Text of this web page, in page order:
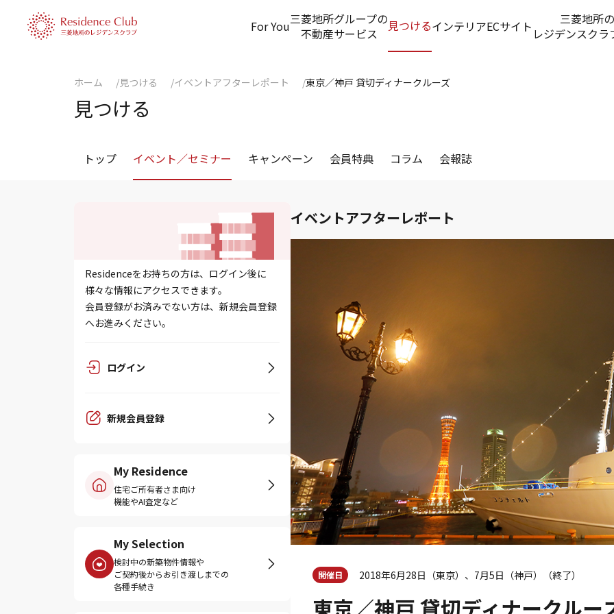
For You三菱地所グループの
不動産サービス
見つけるインテリアECサイト
三菱地所の
レジデンスクラ
ホーム 見つける イベントアフターレポート 東京／神戸 貸切ディナークルーズ
見つける
トップ イベント／セミナー キャンペーン 会員特典 コラム 会報誌
Residenceをお持ちの方は、ログイン後に
様々な情報にアクセスできます。
会員登録がお済みでない方は、新規会員登録
へお進みください。
ログイン
新規会員登録
My Residence
住宅ご所有者さま向け
機能やAI査定など
My Selection
検討中の新築物件情報や
ご契約後からお引き渡しまでの
各種手続き
イベントアフターレポート
開催日 2018年6月28日（東京）、7月5日（神戸）（終了）
東京／神戸 貸切ディナークルー